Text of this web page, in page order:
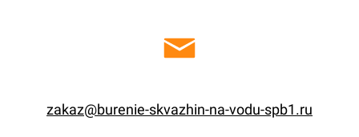
zakaz@burenie-skvazhin-na-vodu-spb1.ru